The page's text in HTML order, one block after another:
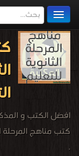
مكتبة الكتب
المكتبات
يُقرأ حالياً
اضف كتاب
افضل الكتب و
كتب مناهج المرحلة
.